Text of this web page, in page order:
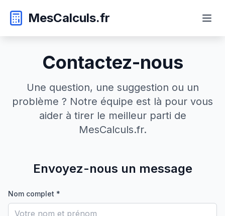
MesCalculs.fr
Contactez-nous
Une question, une suggestion ou un
problème ? Notre équipe est là pour vous
aider à tirer le meilleur parti de
MesCalculs.fr.
Envoyez-nous un message
Nom complet *